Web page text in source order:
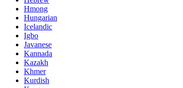
Hmong
Hungarian
Icelandic
Igbo
Javanese
Kannada
Kazakh
Khmer
Kurdish